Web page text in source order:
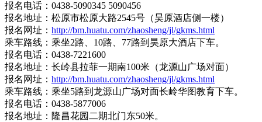
报名电话：0438-5090345 5090456
报名地址：松原市松原大路2545号（昊原酒店侧一楼）
报名网址： http://bm.huatu.com/zhaosheng/jl/gkms.html
乘车路线：乘坐2路、10路、77路到昊原大酒店下车。
报名电话：0438-7221600
报名地址：长岭县拉菲一期南100米（龙源山广场对面）
报名网址： http://bm.huatu.com/zhaosheng/jl/gkms.html
乘车路线：乘坐5路到龙源山广场对面长岭华图教育下车。
报名电话：0438-5877006
报名地址：隆昌花园二期北门东50米。